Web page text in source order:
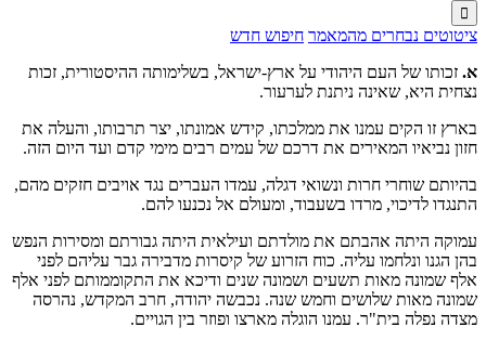

ציטוטים נבחרים מהמאמר חיפוש חדש
א. זכותו של העם היהודי על ארץ-ישראל, בשלימותה ההיסטורית, זכות
נצחית היא, שאינה ניתנת לערעור.
בארץ זו הקים עמנו את ממלכתו, קידש אמונתו, יצר תרבותו, והעלה את
חזון נביאיו המאירים את דרכם של עמים רבים מימי קדם ועד היום הזה.
בהיותם שוחרי חרות ונשואי דגלה, עמדו העברים נגד אויבים חזקים מהם,
התנגדו לדיכוי, מרדו בשעבוד, ומעולם אל נכנעו להם.
עמוקה היתה אהבתם את מולדתם ועילאית היתה גבורתם ומסירות הנפש
בהן הגנו ונלחמו עליה. כוח הזרוע של קיסרות מדבירה גבר עליהם לפני
אלף שמונה מאות תשעים ושמונה שנים ודיכא את התקוממותם לפני אלף
שמונה מאות שלושים וחמש שנה. נכבשה יהודה, חרב המקדש, נהרסה
מצדה נפלה בית"ר. עמנו הוגלה מארצו ופוזר בין הגויים.